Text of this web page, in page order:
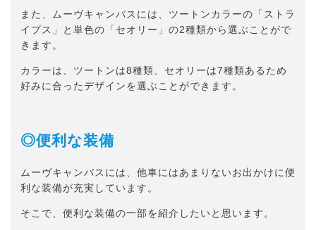
また、ムーヴキャンバスには、ツートンカラーの「ストラ
イプス」と単色の「セオリー」の2種類から選ぶことがで
きます。
カラーは、ツートンは8種類、セオリーは7種類あるため
好みに合ったデザインを選ぶことができます。
◎便利な装備
ムーヴキャンバスには、他車にはあまりないお出かけに便
利な装備が充実しています。
そこで、便利な装備の一部を紹介したいと思います。